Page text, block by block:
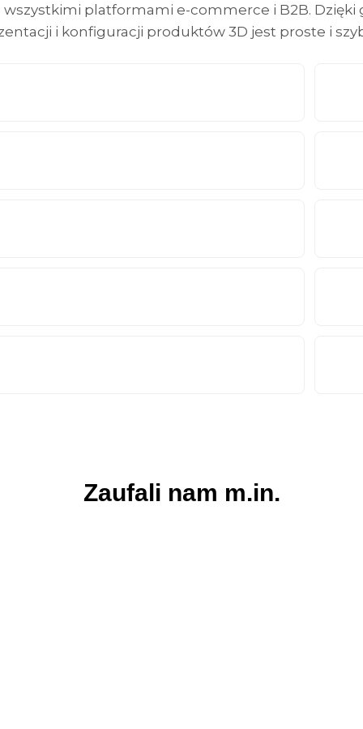
wszystkimi platformami e-commerce i B2B.
i konfiguracji produktów 3D jest proste i
Zaufali nam m.in.